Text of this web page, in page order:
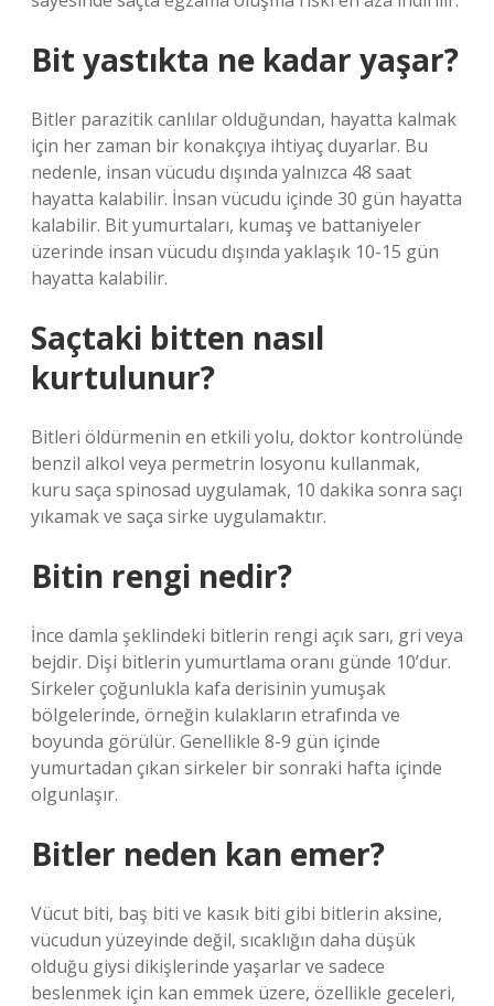
Bit yastıkta ne kadar yaşar?
Bitler parazitik canlılar olduğundan, hayatta kalmak
için her zaman bir konakçıya ihtiyaç duyarlar. Bu
nedenle, insan vücudu dışında yalnızca 48 saat
hayatta kalabilir. İnsan vücudu içinde 30 gün hayatta
kalabilir. Bit yumurtaları, kumaş ve battaniyeler
üzerinde insan vücudu dışında yaklaşık 10-15 gün
hayatta kalabilir.
Saçtaki bitten nasıl
kurtulunur?
Bitleri öldürmenin en etkili yolu, doktor kontrolünde
benzil alkol veya permetrin losyonu kullanmak,
kuru saça spinosad uygulamak, 10 dakika sonra saçı
yıkamak ve saça sirke uygulamaktır.
Bitin rengi nedir?
İnce damla şeklindeki bitlerin rengi açık sarı, gri veya
bejdir. Dişi bitlerin yumurtlama oranı günde 10’dur.
Sirkeler çoğunlukla kafa derisinin yumuşak
bölgelerinde, örneğin kulakların etrafında ve
boyunda görülür. Genellikle 8-9 gün içinde
yumurtadan çıkan sirkeler bir sonraki hafta içinde
olgunlaşır.
Bitler neden kan emer?
Vücut biti, baş biti ve kasık biti gibi bitlerin aksine,
vücudun yüzeyinde değil, sıcaklığın daha düşük
olduğu giysi dikişlerinde yaşarlar ve sadece
beslenmek için kan emmek üzere, özellikle geceleri,